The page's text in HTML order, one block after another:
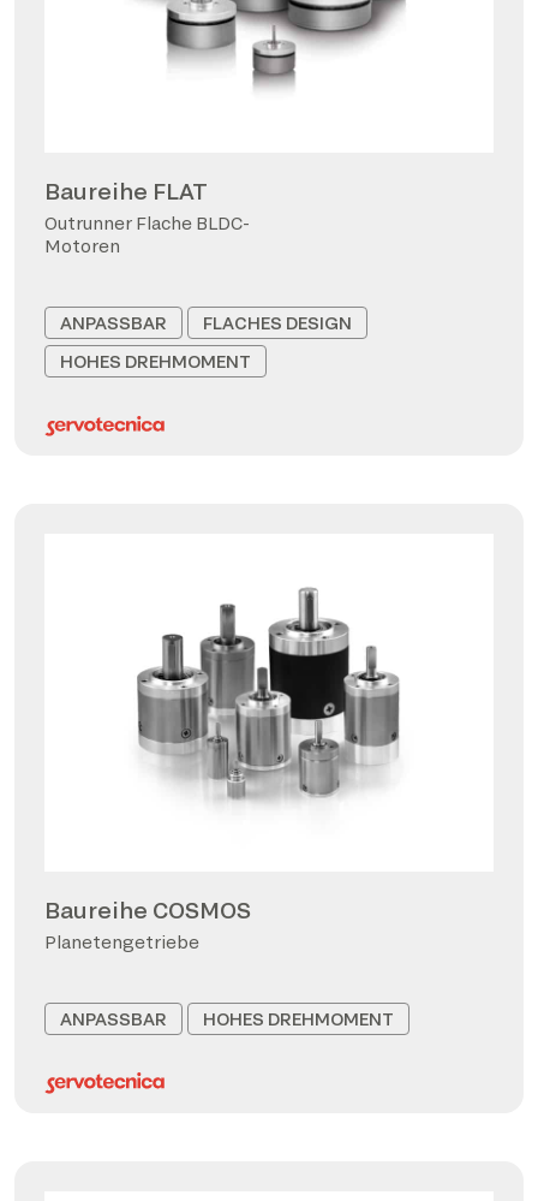
Baureihe FLAT
Outrunner Flache BLDC-
Motoren
ANPASSBAR
FLACHES DESIGN
HOHES DREHMOMENT
Baureihe COSMOS
Planetengetriebe
ANPASSBAR HOHES DREHMOMENT